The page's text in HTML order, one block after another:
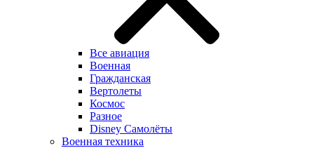
Все авиация
Военная
Гражданская
Вертолеты
Космос
Разное
Disney Самолёты
Военная техника